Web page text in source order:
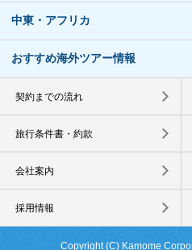
中東・アフリカ
おすすめ海外ツアー情報
契約までの流れ
旅行条件書・約款
会社案内
採用情報
Copyright (C) Kamome